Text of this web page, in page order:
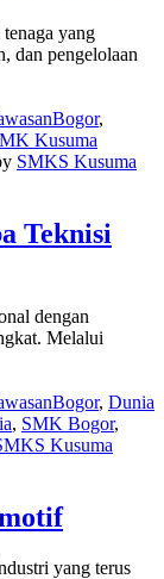
yang
dan pengelolaan
Bogor,
Kusuma
SMKS Kusuma
Teknisi
dengan
Melalui
Bogor, Dunia
, SMK Bogor,
Kusuma
yang terus